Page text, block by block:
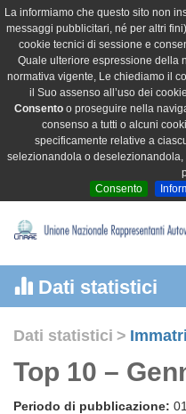
La informiamo che questo sito non
messaggi pubblicitari, né per altri
cookie tecnici di sessione e
Quale ulteriore espressione della
normativa vigente, Le chiediamo il
il Suo assenso all’uso dei
Consento o proseguire nella
consenso a tutti o alcuni
specificamente relative a
selezionandola o
Consento
Dati statistici
Dati statistici >
Top 10 –
Periodo di pubblicazione: